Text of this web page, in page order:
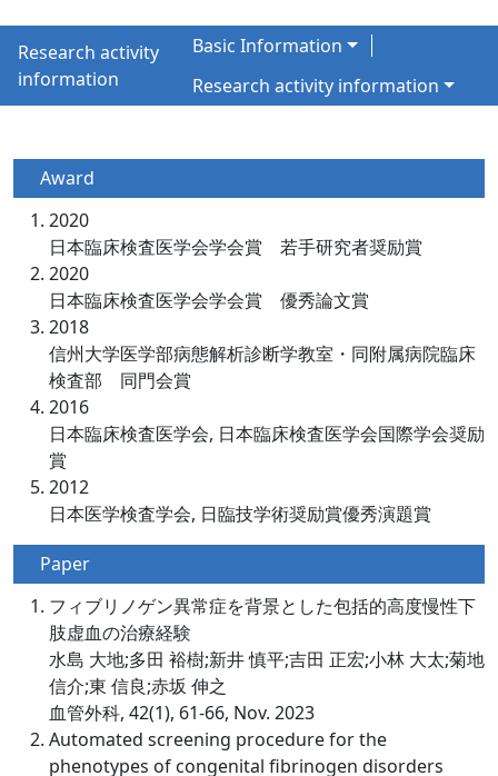
Research activity
information
Basic Information
Research activity information
Award
2020
日本臨床検査医学会学会賞 若手研究者奨励賞
2020
日本臨床検査医学会学会賞 優秀論文賞
2018
信州大学医学部病態解析診断学教室・同附属病院臨床
検査部 同門会賞
2016
日本臨床検査医学会, 日本臨床検査医学会国際学会奨励
賞
2012
日本医学検査学会, 日臨技学術奨励賞優秀演題賞
Paper
フィブリノゲン異常症を背景とした包括的高度慢性下
肢虚血の治療経験
水島 大地;多田 裕樹;新井 慎平;吉田 正宏;小林 大太;菊地
信介;東 信良;赤坂 伸之
血管外科, 42(1), 61-66, Nov. 2023
Automated screening procedure for the
phenotypes of congenital fibrinogen disorders